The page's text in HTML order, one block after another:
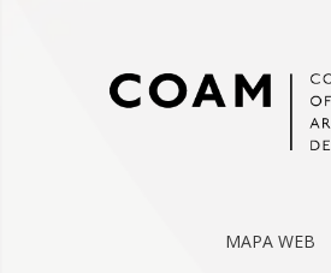
MAPA WEB